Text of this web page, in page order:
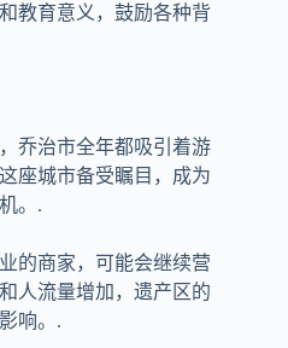
教育意义，鼓励各种背
乔治市全年都吸引着游
座城市备受瞩目，成为
。.
的商家，可能会继续营
人流量增加，遗产区的
响。.